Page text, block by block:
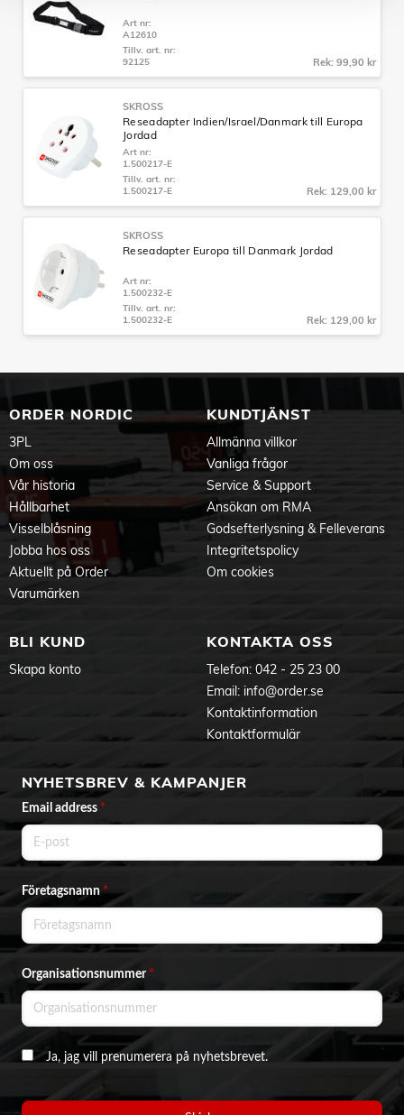
Art nr:
A12610
Tillv. art. nr:
92125
Rek: 99,90 kr
SKROSS
Reseadapter Indien/Israel/Danmark till Europa
Jordad
Art nr:
1.500217-E
Tillv. art. nr:
1.500217-E
Rek: 129,00 kr
SKROSS
Reseadapter Europa till Danmark Jordad
Art nr:
1.500232-E
Tillv. art. nr:
1.500232-E
Rek: 129,00 kr
ORDER NORDIC
3PL
Om oss
Vår historia
Hållbarhet
Visselblåsning
Jobba hos oss
Aktuellt på Order
Varumärken
KUNDTJÄNST
Allmänna villkor
Vanliga frågor
Service & Support
Ansökan om RMA
Godsefterlysning & Felleverans
Integritetspolicy
Om cookies
BLI KUND
Skapa konto
KONTAKTA OSS
Telefon: 042 - 25 23 00
Email: info@order.se
Kontaktinformation
Kontaktformulär
NYHETSBREV & KAMPANJER
Email address *
Företagsnamn*
Organisationsnummer *
Ja, jag vill prenumerera på nyhetsbrevet.